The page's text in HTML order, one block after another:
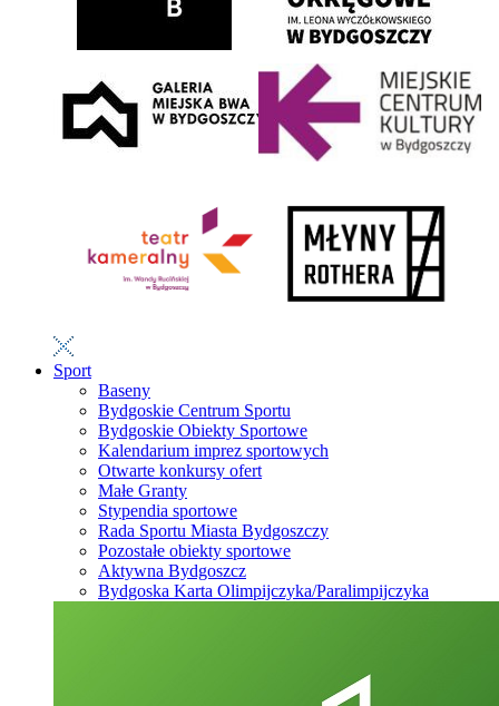
Sport
Baseny
Bydgoskie Centrum Sportu
Bydgoskie Obiekty Sportowe
Kalendarium imprez sportowych
Otwarte konkursy ofert
Małe Granty
Stypendia sportowe
Rada Sportu Miasta Bydgoszczy
Pozostałe obiekty sportowe
Aktywna Bydgoszcz
Bydgoska Karta Olimpijczyka/Paralimpijczyka